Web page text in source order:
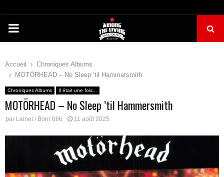
PRIMARY
Accueil
Chroniques Albums
MOTÖRHEAD – No Sleep ’til Hammersmith
Chroniques Albums Il était une fois...
MOTÖRHEAD – No Sleep ’til Hammersmith
par Lionel / Born 666 11 août 2025